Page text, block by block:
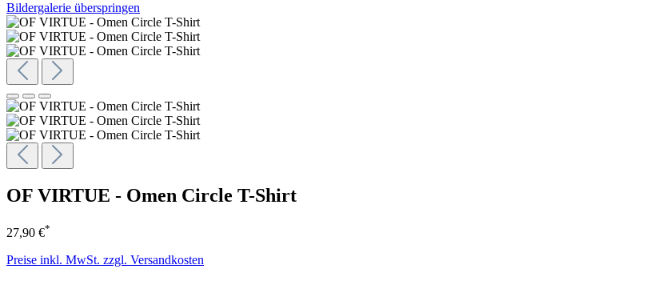
Bildergalerie überspringen
OF VIRTUE - Omen Circle T-Shirt
27,90 €*
Preise inkl. MwSt. zzgl. Versandkosten